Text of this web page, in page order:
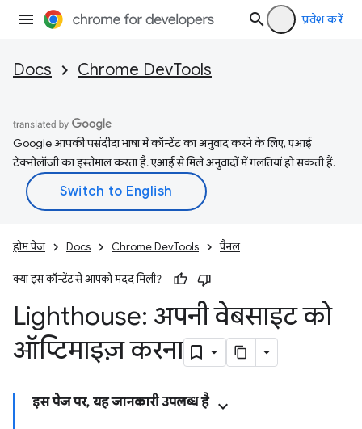
प्रवेश करें
Docs Chrome DevTools
Google आपकी पसंदीदा भाषा में कॉन्टेंट का अनुवाद करने के लिए, एआई
टेक्नोलॉजी का इस्तेमाल करता है. एआई से मिले अनुवादों में गलतियां हो सकती हैं.
होम पेज Docs Chrome DevTools पैनल
क्या इस कॉन्टेंट से आपको मदद मिली?
Lighthouse: अपनी वेबसाइट को
ऑप्टिमाइज़ करना
इस पेज पर, यह जानकारी उपलब्ध है